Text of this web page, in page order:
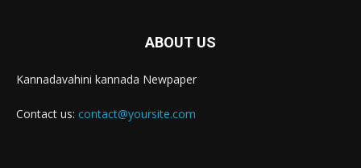
ABOUT US
Kannadavahini kannada Newpaper
Contact us: contact@yoursite.com